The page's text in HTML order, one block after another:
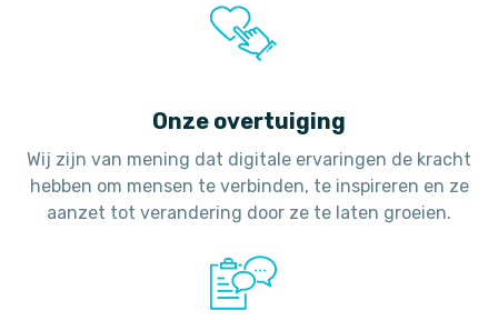
Onze overtuiging
Wij zijn van mening dat digitale ervaringen de kracht
hebben om mensen te verbinden, te inspireren en ze
aanzet tot verandering door ze te laten groeien.